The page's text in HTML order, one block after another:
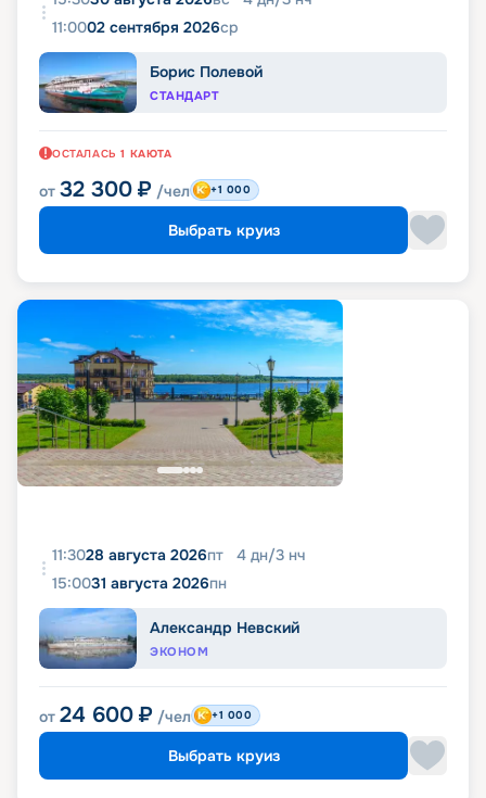
11:0002 сентября 2026ср
Борис Полевой
СТАНДАРТ
ОСТАЛАСЬ 1 КАЮТА
от 32 300 ₽ /чел +1 000
Выбрать круиз
11:3028 августа 2026пт 4 дн/3 нч
15:0031 августа 2026пн
Александр Невский
ЭКОНОМ
от 24 600 ₽ /чел +1 000
Выбрать круиз